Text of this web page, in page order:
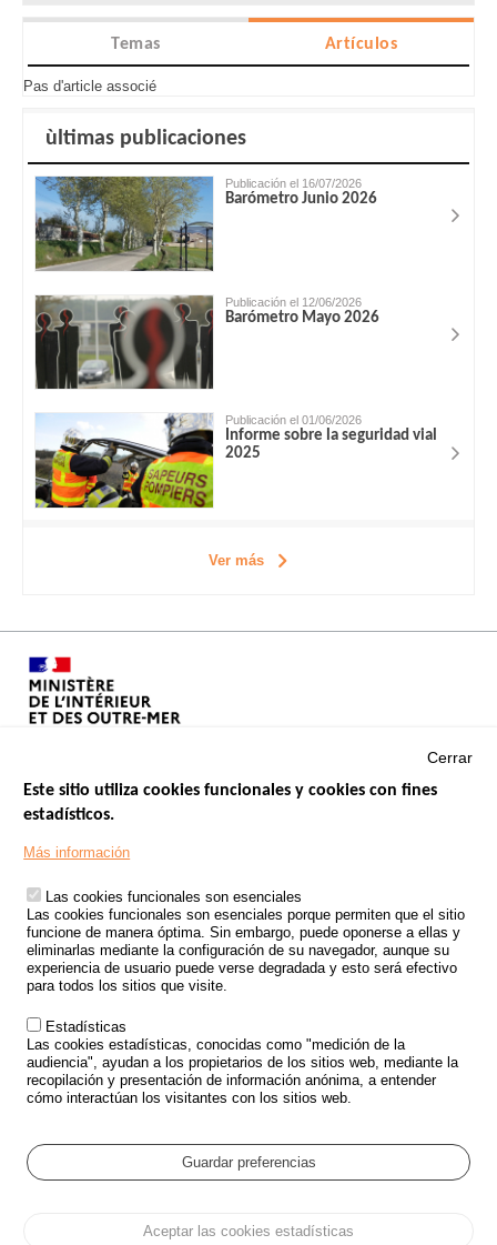
Temas Artículos
Pas d'article associé
ùltimas publicaciones
Publicación el 16/07/2026
Barómetro Junio 2026
Publicación el 12/06/2026
Barómetro Mayo 2026
Publicación el 01/06/2026
Informe sobre la seguridad vial
2025
Ver más
Footer
TRATAMIENTO DE DATOS PERSONALES PROCEDENTES DE
ACCIDENTES DE TRÁFICO
ESTUDIOS
CONVOCATORIA DE PROYECTOS DE ESTUDIOS
POLÍTICA DE SEGURIDAD VIAL
Outils
EVENTOS
GLOSARIO
Cookie settings
Protección de datos y CookiesAdministrar las cookies
Cerrar
Este sitio utiliza cookies funcionales y cookies con fines
estadísticos.
Más información
Las cookies funcionales son esenciales
Las cookies funcionales son esenciales porque permiten que el sitio
funcione de manera óptima. Sin embargo, puede oponerse a ellas y
eliminarlas mediante la configuración de su navegador, aunque su
experiencia de usuario puede verse degradada y esto será efectivo
para todos los sitios que visite.
Estadísticas
Las cookies estadísticas, conocidas como "medición de la
audiencia", ayudan a los propietarios de los sitios web, mediante la
recopilación y presentación de información anónima, a entender
cómo interactúan los visitantes con los sitios web.
Guardar preferencias
Aceptar las cookies estadísticas